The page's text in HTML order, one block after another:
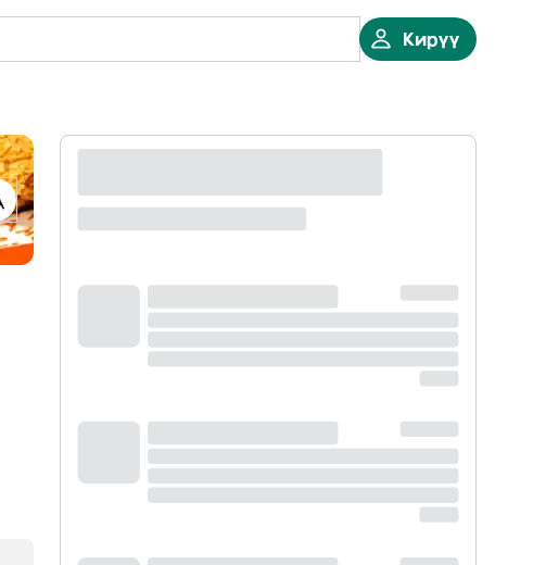
Кирүү